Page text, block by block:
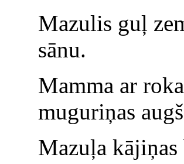
Mazulis guļ
sānu.
Mamma ar
muguriņas
Mazuļa kājiņas